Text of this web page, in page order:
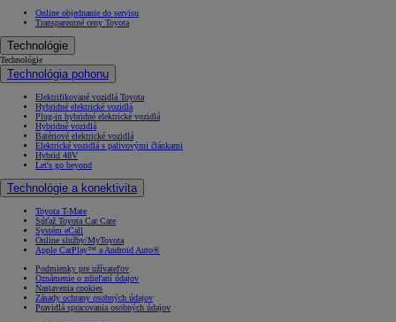
Online objednanie do servisu
Transparentné ceny Toyota
Technológie
Technológie
Technológia pohonu
Elektrifikované vozidlá Toyota
Hybridné elektrické vozidlá
Plug-in hybridné elektrické vozidlá
Hybridné vozidlá
Batériové elektrické vozidlá
Elektrické vozidlá s palivovými článkami
Hybrid 48V
Let's go beyond
Technológie a konektivita
Toyota T-Mate
Súťaž Toyota Car Care
Systém eCall
Online služby/MyToyota
Apple CarPlay™ a Android Auto®
Podmienky pre užívateľov
Oznámenie o zdieľaní údajov
Nastavenia cookies
Zásady ochrany osobných údajov
Pravidlá spracovania osobných údajov